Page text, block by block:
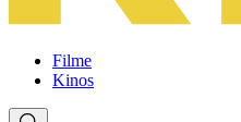
Filme
Kinos